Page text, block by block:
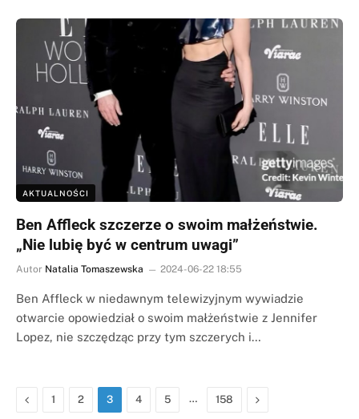
AKTUALNOŚCI
Ben Affleck szczerze o swoim małżeństwie.
„Nie lubię być w centrum uwagi”
Autor Natalia Tomaszewska 2024-06-22 18:55
Ben Affleck w niedawnym telewizyjnym wywiadzie
otwarcie opowiedział o swoim małżeństwie z Jennifer
Lopez, nie szczędząc przy tym szczerych i…
Poprzednia
1 2 3 4 5 … 158 Następna